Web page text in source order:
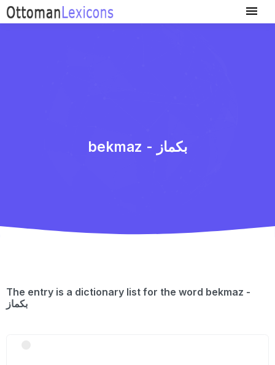
bekmaz - بكماز
The entry is a dictionary list for the word bekmaz -
بكماز